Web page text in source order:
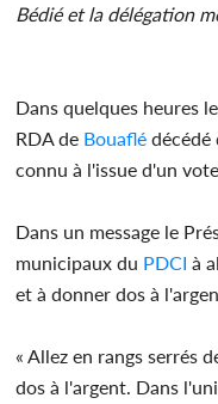
Bédié et la délégation
Dans quelques heures
RDA de Bouaflé décédé
connu à l'issue d'un vote.
Dans un message le
municipaux du PDCI à
et à donner dos à
« Allez en rangs serrés
dos à l'argent. Dans